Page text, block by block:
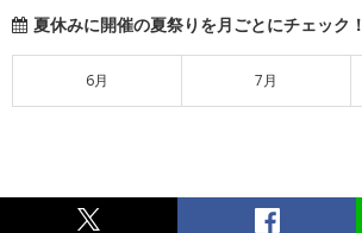
夏休みに開催の夏祭りを月ごとにチェック！
6月 7月